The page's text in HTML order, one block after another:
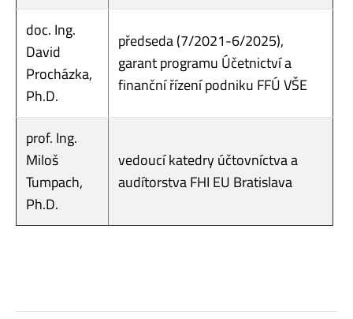
doc. Ing.
David
Procházka,
Ph.D.
předseda (7/2021-6/2025),
garant programu Účetnictví a
finanční řízení podniku FFÚ VŠE
prof. Ing.
Miloš
Tumpach,
Ph.D.
vedoucí katedry účtovníctva a
audítorstva FHI EU Bratislava